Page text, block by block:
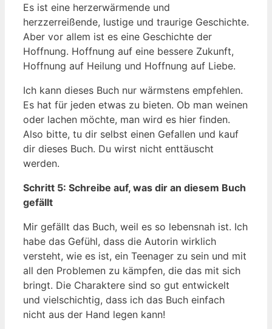
Es ist eine herzerwärmende und
herzzerreißende, lustige und traurige Geschichte.
Aber vor allem ist es eine Geschichte der
Hoffnung. Hoffnung auf eine bessere Zukunft,
Hoffnung auf Heilung und Hoffnung auf Liebe.
Ich kann dieses Buch nur wärmstens empfehlen.
Es hat für jeden etwas zu bieten. Ob man weinen
oder lachen möchte, man wird es hier finden.
Also bitte, tu dir selbst einen Gefallen und kauf
dir dieses Buch. Du wirst nicht enttäuscht
werden.
Schritt 5: Schreibe auf, was dir an diesem Buch
gefällt
Mir gefällt das Buch, weil es so lebensnah ist. Ich
habe das Gefühl, dass die Autorin wirklich
versteht, wie es ist, ein Teenager zu sein und mit
all den Problemen zu kämpfen, die das mit sich
bringt. Die Charaktere sind so gut entwickelt
und vielschichtig, dass ich das Buch einfach
nicht aus der Hand legen kann!